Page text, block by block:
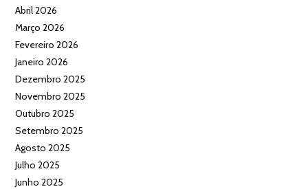
Abril 2026
Março 2026
Fevereiro 2026
Janeiro 2026
Dezembro 2025
Novembro 2025
Outubro 2025
Setembro 2025
Agosto 2025
Julho 2025
Junho 2025